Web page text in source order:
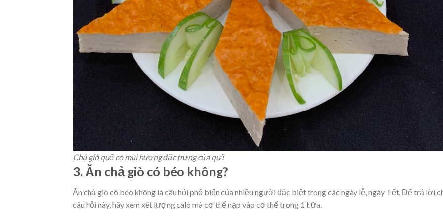
Chả giò quế có mùi hương đặc trưng của quế
3. Ăn chả giò có béo không?
Ăn chả giò có béo không là câu hỏi phổ biến của nhiều người đặc biệt trong các ngày lễ, ngày Tết. Để trả lời
câu hỏi này, hãy xem xét lượng calo mà cơ thể nạp vào cơ thể trong 1 bữa.